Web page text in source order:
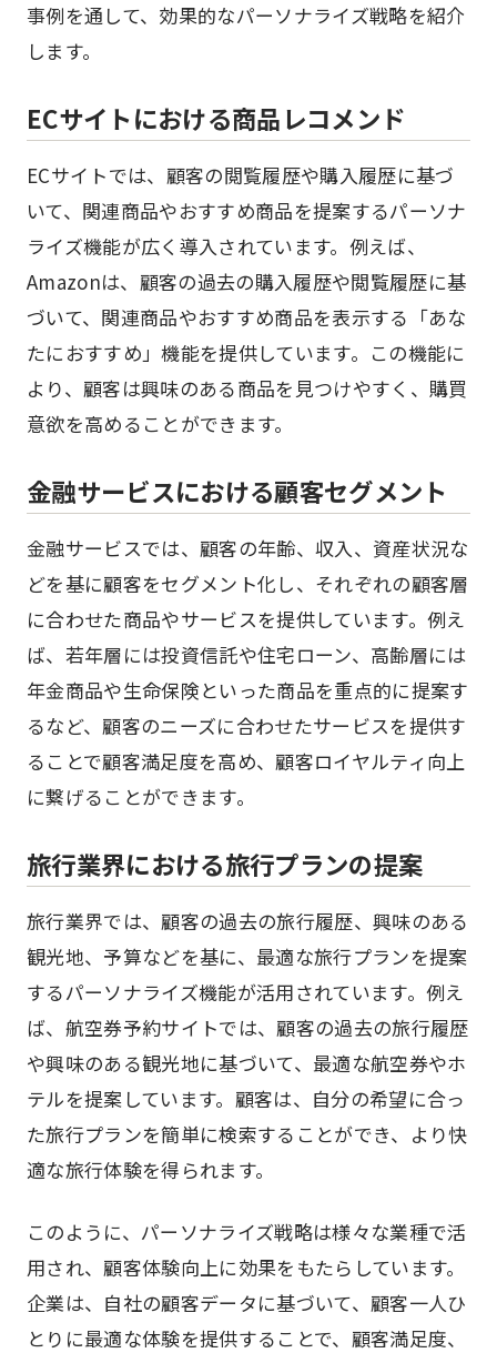
事例を通して、効果的なパーソナライズ戦略を紹介
します。
ECサイトにおける商品レコメンド
ECサイトでは、顧客の閲覧履歴や購入履歴に基づ
いて、関連商品やおすすめ商品を提案するパーソナ
ライズ機能が広く導入されています。例えば、
Amazonは、顧客の過去の購入履歴や閲覧履歴に基
づいて、関連商品やおすすめ商品を表示する「あな
たにおすすめ」機能を提供しています。この機能に
より、顧客は興味のある商品を見つけやすく、購買
意欲を高めることができます。
金融サービスにおける顧客セグメント
金融サービスでは、顧客の年齢、収入、資産状況な
どを基に顧客をセグメント化し、それぞれの顧客層
に合わせた商品やサービスを提供しています。例え
ば、若年層には投資信託や住宅ローン、高齢層には
年金商品や生命保険といった商品を重点的に提案す
るなど、顧客のニーズに合わせたサービスを提供す
ることで顧客満足度を高め、顧客ロイヤルティ向上
に繋げることができます。
旅行業界における旅行プランの提案
旅行業界では、顧客の過去の旅行履歴、興味のある
観光地、予算などを基に、最適な旅行プランを提案
するパーソナライズ機能が活用されています。例え
ば、航空券予約サイトでは、顧客の過去の旅行履歴
や興味のある観光地に基づいて、最適な航空券やホ
テルを提案しています。顧客は、自分の希望に合っ
た旅行プランを簡単に検索することができ、より快
適な旅行体験を得られます。
このように、パーソナライズ戦略は様々な業種で活
用され、顧客体験向上に効果をもたらしています。
企業は、自社の顧客データに基づいて、顧客一人ひ
とりに最適な体験を提供することで、顧客満足度、